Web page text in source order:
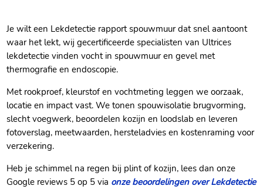
Je wilt een Lekdetectie rapport spouwmuur dat snel aantoont
waar het lekt, wij gecertificeerde specialisten van Ultrices
lekdetectie vinden vocht in spouwmuur en gevel met
thermografie en endoscopie.​
Met rookproef, kleurstof en vochtmeting leggen we oorzaak,
locatie en impact vast.​ We tonen spouwisolatie brugvorming,
slecht voegwerk, beoordelen kozijn en loodslab en leveren
fotoverslag, meetwaarden, hersteladvies en kostenraming voor
verzekering.​
Heb je schimmel na regen bij plint of kozijn, lees dan onze
Google reviews 5 op 5 via onze beoordelingen over Lekdetectie